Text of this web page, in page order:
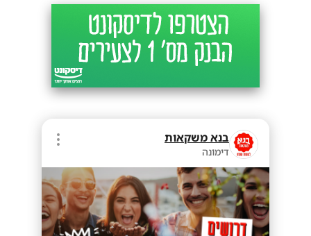
בנא משקאות
דימונה